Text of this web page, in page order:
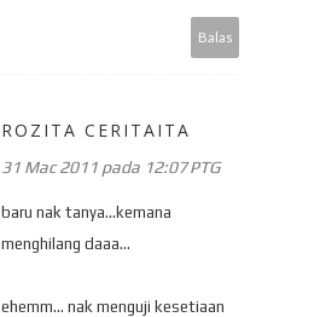
Balas
ROZITA CERITAITA
31 Mac 2011 pada 12:07 PTG
baru nak tanya...kemana
menghilang daaa...
ehemm... nak menguji kesetiaan